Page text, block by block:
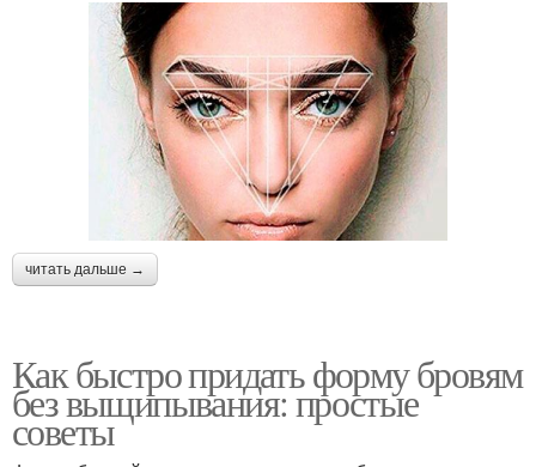
читать дальше →
Как быстро придать форму бровям
без выщипывания: простые
советы